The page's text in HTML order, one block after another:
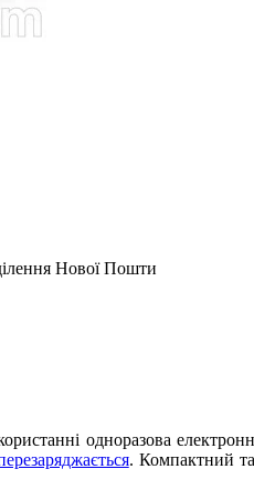
Нової Пошти
одноразова
. Компактний